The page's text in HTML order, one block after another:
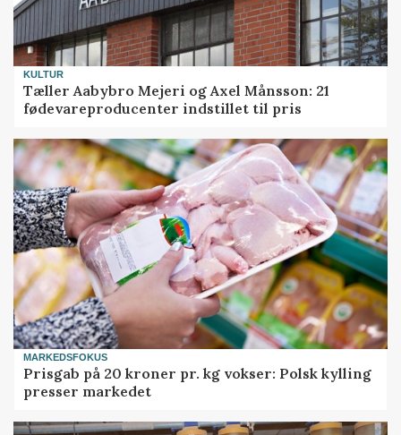
KULTUR
Tæller Aabybro Mejeri og Axel Månsson: 21
fødevareproducenter indstillet til pris
MARKEDSFOKUS
Prisgab på 20 kroner pr. kg vokser: Polsk kylling
presser markedet